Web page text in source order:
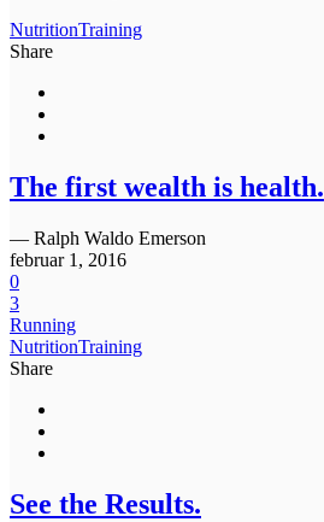
NutritionTraining
Share
The first wealth is health.
— Ralph Waldo Emerson
februar 1, 2016
0
3
Running
NutritionTraining
Share
See the Results.